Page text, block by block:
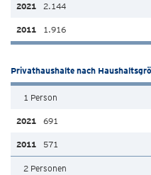
2.144
1.916
Privathaushalte nach
1 Person
691
571
2 Personen